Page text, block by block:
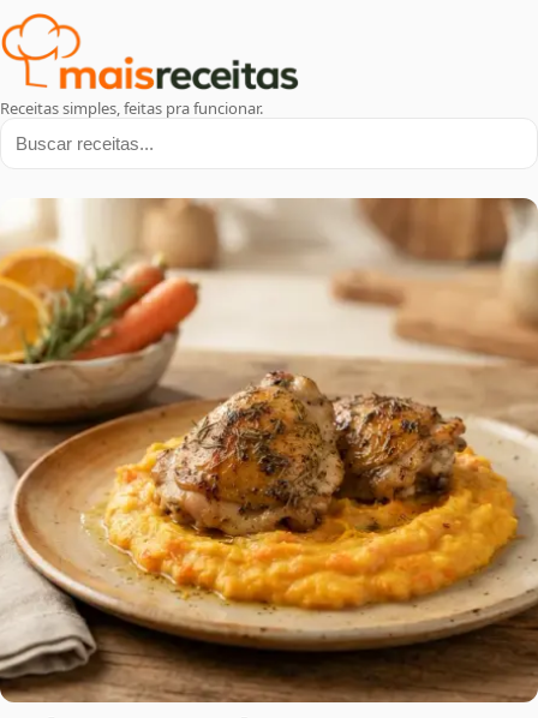
Receitas simples, feitas pra funcionar.
Buscar receitas